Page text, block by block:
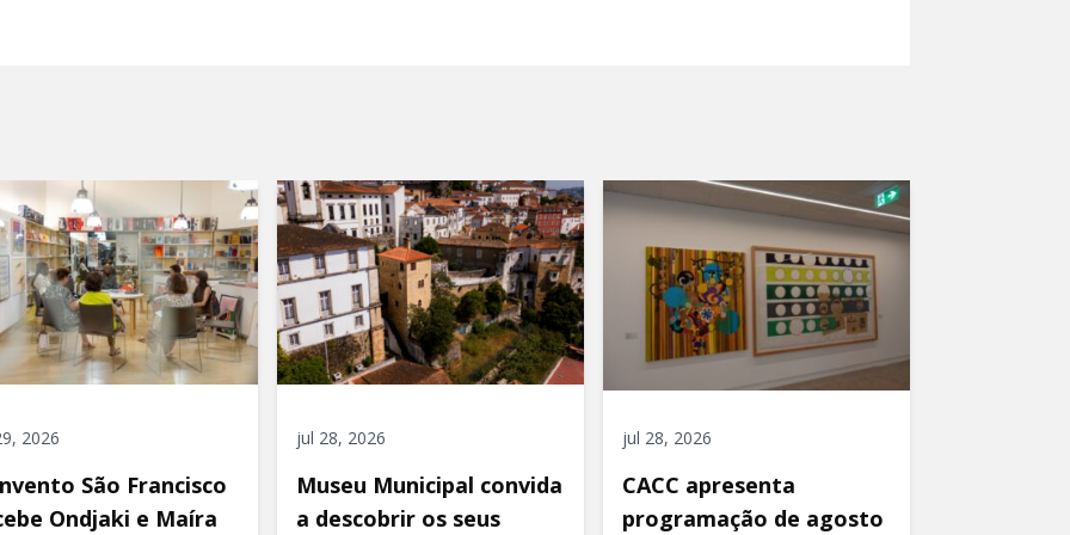
2026
São Francisco
Ondjaki e Maíra
jul 28, 2026
Museu Municipal convida
a descobrir os seus
jul 28, 2026
CACC apresenta
programação de agosto